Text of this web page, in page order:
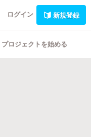
ログイン 新規登録
プロジェクトを始める